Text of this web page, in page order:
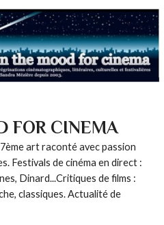
FOR CINEMA
art raconté avec passion
Festivals de cinéma en direct :
Dinard...Critiques de films :
classiques. Actualité de